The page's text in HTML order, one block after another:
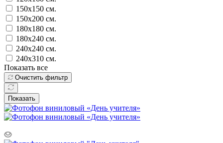
150х150 см.
150х200 см.
180х180 см.
180х240 см.
240х240 см.
240х310 см.
Показать все
Очистить фильтр
Показать